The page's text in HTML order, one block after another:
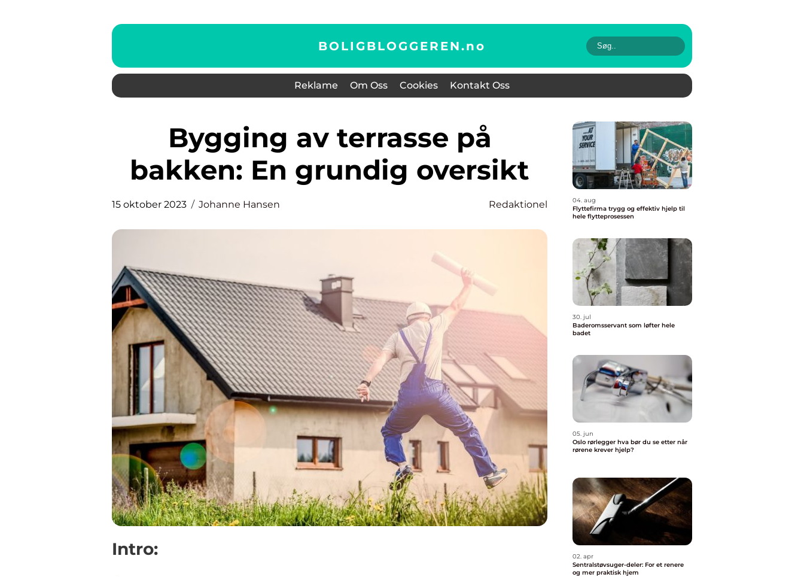
BOLIGBLOGGEREN.no
Reklame Om Oss Cookies Kontakt Oss
Bygging av terrasse på
bakken: En grundig oversikt
15 oktober 2023 Johanne Hansen Redaktionel
Intro:
04. aug
Flyttefirma trygg og effektiv hjelp til
hele flytteprosessen
30. jul
Baderomsservant som løfter hele
badet
05. jun
Oslo rørlegger hva bør du se etter når
rørene krever hjelp?
02. apr
Sentralstøvsuger-deler: For et renere
og mer praktisk hjem